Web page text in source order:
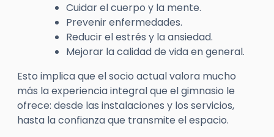
Cuidar el cuerpo y la mente.
Prevenir enfermedades.
Reducir el estrés y la ansiedad.
Mejorar la calidad de vida en general.
Esto implica que el socio actual valora mucho
más laexperiencia integralque el gimnasio le
ofrece: desde las instalaciones y los servicios,
hasta la confianza que transmite el espacio.